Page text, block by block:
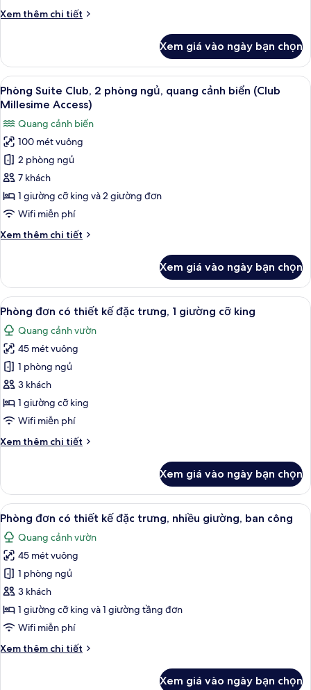
2
ban
công
Xem thêm chi tiết
Chi
Phòng
dành
cho
gia
2
giường
đôi,
ban
công
Xem giá vào ngày bạn chọn
Xem
tất
ảnh
Phòng
Suite
Club,
2
phòng
quang
(Club
Millesime
Access)
Bộ đồ giường cao cấp, chăn bông,
8
Phòng Suite Club, 2 phòng ngủ, quang cảnh biển (Club
Millesime Access)
Quang cảnh biển
100 mét vuông
2 phòng ngủ
7 khách
1 giường cỡ king và 2 giường đơn
Wifi miễn phí
Xem thêm chi tiết
Chi
Phòng
Suite
Club,
phòng
ngủ,
quang
cảnh
biển
(Club
Millesime
Access)
Xem giá vào ngày bạn chọn
Xem
tất
cả
ảnh
Phòng
đơn
có
thiết
đặc
giường
cỡ
king
Phòng đơn có thiết kế đặc trưng, 1
10
Phòng đơn có thiết kế đặc trưng, 1 giường cỡ king
Quang cảnh vườn
45 mét vuông
1 phòng ngủ
3 khách
1 giường cỡ king
Wifi miễn phí
Xem thêm chi tiết
Chi
Phòng
đơn
có
kế
đặc
trưng,
giường
cỡ
king
Xem giá vào ngày bạn chọn
Xem
tất
cả
ảnh
Phòng
đơn
có
thiết
đặc
Phòng đơn có thiết kế đặc trưng,
12
Phòng đơn có thiết kế đặc trưng, nhiều giường, ban công
Quang cảnh vườn
45 mét vuông
1 phòng ngủ
3 khách
1 giường cỡ king và 1 giường tầng đơn
Wifi miễn phí
Xem thêm chi tiết
Chi
Xem giá vào ngày bạn chọn